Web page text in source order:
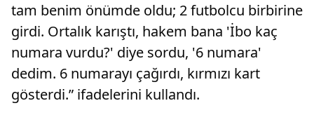
tam benim önümde oldu; 2 futbolcu birbirine
girdi. Ortalık karıştı, hakem bana 'İbo kaç
numara vurdu?' diye sordu, '6 numara'
dedim. 6 numarayı çağırdı, kırmızı kart
gösterdi.” ifadelerini kullandı.